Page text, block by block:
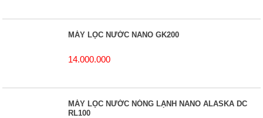
MÁY LỌC NƯỚC NANO GK200
14.000.000
MÁY LỌC NƯỚC NÓNG LẠNH NANO ALASKA DC
RL100